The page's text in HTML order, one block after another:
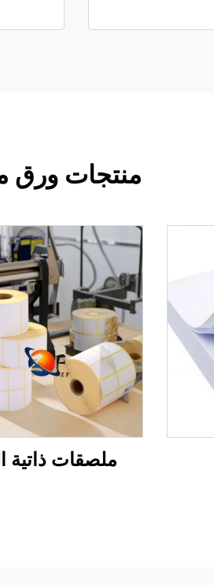
منتجات ورق
ملصقات ذاتية